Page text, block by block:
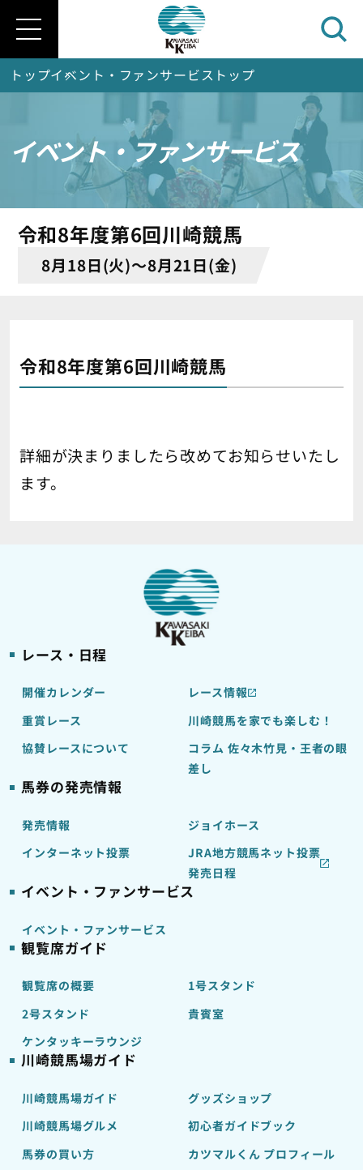
トップイベント・ファンサービストップ
イベント・ファンサービス
令和8年度第6回川崎競馬
8月18日(火)～8月21日(金)
令和8年度第6回川崎競馬
詳細が決まりましたら改めてお知らせいたし
ます。
レース・日程
開催カレンダー
レース情報
重賞レース
川崎競馬を家でも楽しむ！
協賛レースについて
コラム 佐々木竹見・王者の眼
差し
馬券の発売情報
発売情報
ジョイホース
インターネット投票
JRA地方競馬ネット投票
発売日程
イベント・ファンサービス
イベント・ファンサービス
観覧席ガイド
観覧席の概要
1号スタンド
2号スタンド
貴賓室
ケンタッキーラウンジ
川崎競馬場ガイド
川崎競馬場ガイド
グッズショップ
川崎競馬場グルメ
初心者ガイドブック
馬券の買い方
カツマルくん プロフィール